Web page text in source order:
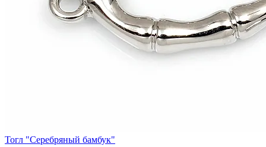
Тогл "Серебряный бамбук"